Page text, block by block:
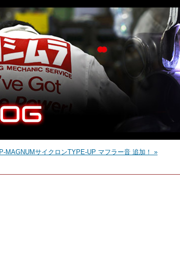
MAGNUMサイクロンTYPE-UP マフラー音 追加！ »